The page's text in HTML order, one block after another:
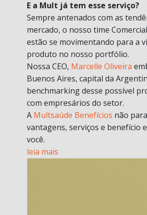
E a Mult já tem esse serviço?
Sempre antenados com as
mercado, o nosso time
estão se movimentando para a
produto no nosso portfólio.
Nossa CEO, Marcelle Oliveira
Buenos Aires, capital da
benchmarking desse possível
com empresários do setor.
A Multsaúde Benefícios não
vantagens, serviços e benefício
você.
leia mais